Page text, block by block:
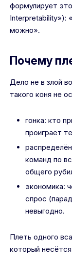
формулирует
Interpretability»):
можно».
Почему
Дело не в злой
такого коня не
гонка: кто
проиграет
команд по
общего
экономика:
спрос
невыгодно.
Плеть одного
который